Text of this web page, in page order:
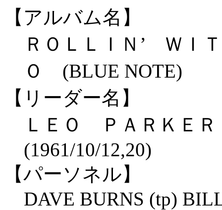
【アルバム名】
ＲＯＬＬＩＮ’ ＷＩ
Ｏ (BLUE NOTE)
【リーダー名】
ＬＥＯ ＰＡＲＫＥ
(1961/10/12,20)
【パーソネル】
DAVE BURNS (tp)